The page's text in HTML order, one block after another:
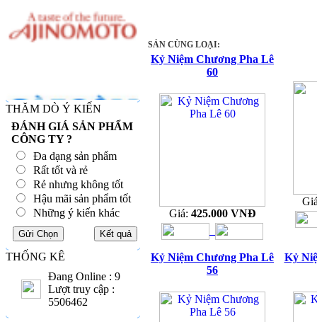
THĂM DÒ Ý KIẾN
ĐÁNH GIÁ SẢN PHẨM
CÔNG TY ?
Đa dạng sản phẩm
Rất tốt và rẻ
Rẻ nhưng không tốt
Hậu mãi sản phẩm tốt
Những ý kiến khác
THỐNG KÊ
Đang Online : 9
Lượt truy cập :
5506462
SẢN CÙNG LOẠI:
Kỷ Niệm Chương Pha Lê
60
Giá: 425.000 VNĐ
Kỷ Niệm Chương Pha Lê
56
Kỷ